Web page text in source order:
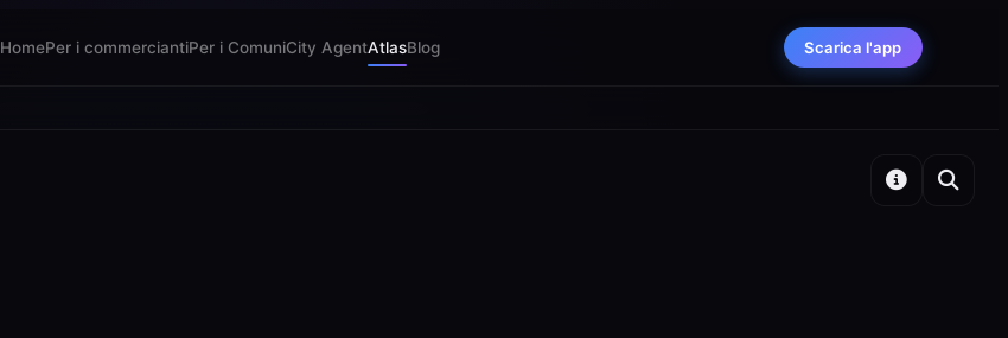
HomePer i commerciantiPer i ComuniCity AgentAtlasBlog Scarica l'app